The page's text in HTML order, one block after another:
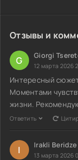
Отзывы и
G Giorgi
12 марта 2026
Интересный
Моментами
жизни.
Ответить
I Irakli Beridze
13 марта 2026